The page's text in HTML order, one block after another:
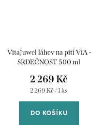
VitaJuwel láhev na pití ViA -
SRDEČNOST 500 ml
2 269 Kč
Měrná
2 269 Kč / 1 ks
DO KOŠÍKU